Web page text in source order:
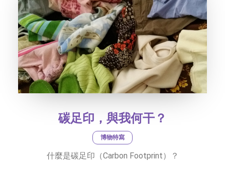
碳足印，與我何干？
博物特寫
什麼是碳足印（Carbon Footprint）？